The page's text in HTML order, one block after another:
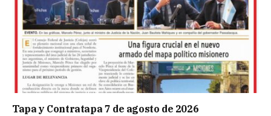
Tapa y Contratapa 7 de agosto de 2026